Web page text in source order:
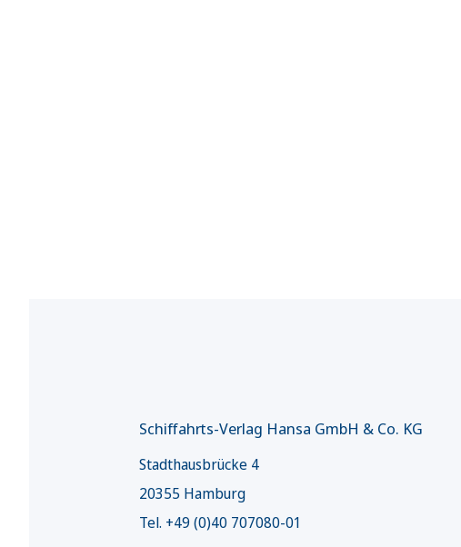
Schiffahrts-Verlag Hansa GmbH & Co. KG
Stadthausbrücke 4
20355 Hamburg
Tel. +49 (0)40 707080-01